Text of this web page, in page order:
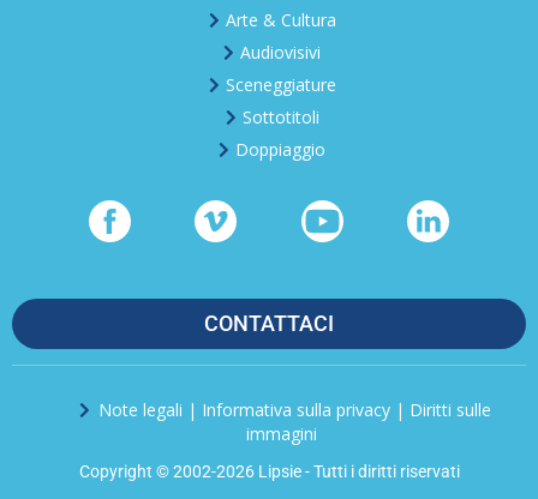
Arte & Cultura
Audiovisivi
Sceneggiature
Sottotitoli
Doppiaggio
CONTATTACI
Copyright © 2002-2026 Lipsie - Tutti i diritti riservati
Note legali | Informativa sulla privacy | Diritti sulle
immagini